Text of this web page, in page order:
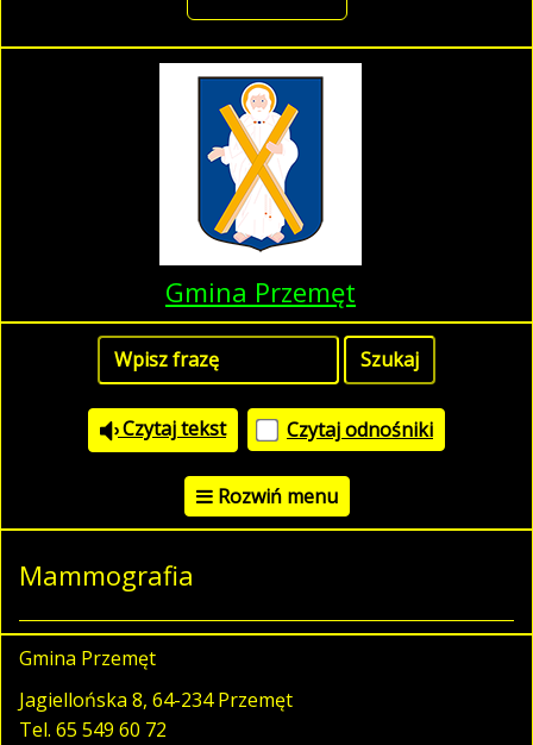
Gmina Przemęt
Czytaj tekst Czytaj odnośniki
Rozwiń menu
Mammografia
Gmina Przemęt
Jagiellońska 8, 64-234 Przemęt
Tel. 65 549 60 72